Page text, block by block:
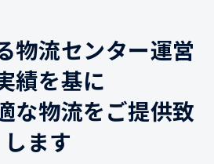
物流センター運営
績を基に
な物流をご提供致
します